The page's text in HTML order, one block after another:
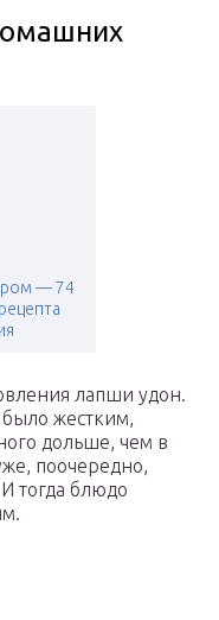
— 74
лапши удон.
жестким,
дольше, чем в
поочередно,
тогда блюдо